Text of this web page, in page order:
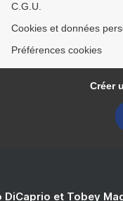
C.G.U.
Cookies et données
Préférences cookies
Créer
DiCaprio et Tobey